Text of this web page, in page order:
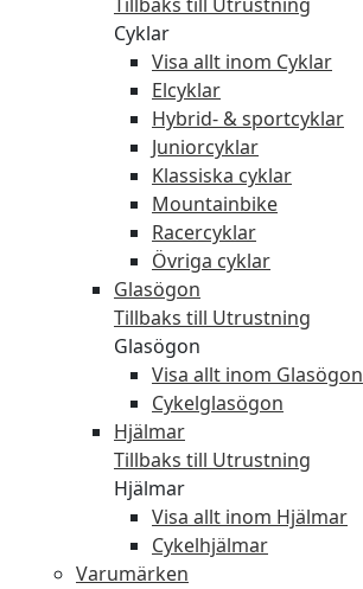
Tillbaks till Utrustning
Cyklar
Visa allt inom Cyklar
Elcyklar
Hybrid- & sportcyklar
Juniorcyklar
Klassiska cyklar
Mountainbike
Racercyklar
Övriga cyklar
Glasögon
Tillbaks till Utrustning
Glasögon
Visa allt inom Glasögon
Cykelglasögon
Hjälmar
Tillbaks till Utrustning
Hjälmar
Visa allt inom Hjälmar
Cykelhjälmar
Varumärken